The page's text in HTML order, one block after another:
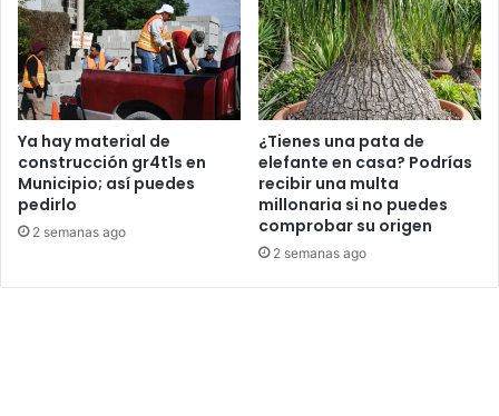
Ya hay material de
construcción gr4t1s en
Municipio; así puedes
pedirlo
2 semanas ago
¿Tienes una pata de
elefante en casa? Podrías
recibir una multa
millonaria si no puedes
comprobar su origen
2 semanas ago